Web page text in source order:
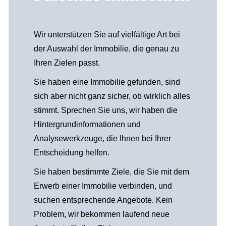
Wir unterstützen Sie auf vielfältige Art bei
der Auswahl der Immobilie, die genau zu
Ihren Zielen passt.
Sie haben eine Immobilie gefunden, sind
sich aber nicht ganz sicher, ob wirklich alles
stimmt. Sprechen Sie uns, wir haben die
Hintergrundinformationen und
Analysewerkzeuge, die Ihnen bei Ihrer
Entscheidung helfen.
Sie haben bestimmte Ziele, die Sie mit dem
Erwerb einer Immobilie verbinden, und
suchen entsprechende Angebote. Kein
Problem, wir bekommen laufend neue